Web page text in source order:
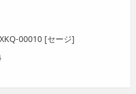
00010 [セージ]